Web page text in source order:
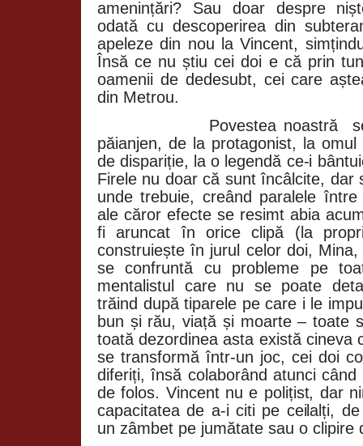
amenințări? Sau doar despre
odată cu descoperirea din
apeleze din nou la Vincent,
Însă ce nu știu cei doi e că prin
oamenii de dedesubt, cei care
din Metrou.
Povestea noastră
păianjen, de la protagonist, la
de dispariție, la o legendă ce-i
Firele nu doar că sunt încâlcite, dar
unde trebuie, creând paralele
ale căror efecte se resimt abia
fi aruncat în orice clipă (la
construiește în jurul celor doi,
se confruntă cu probleme pe
mentalistul care nu se poate
trăind după tiparele pe care i le
bun și rău, viață și moarte – toate
toată dezordinea asta există cineva
se transformă într-un joc, cei doi
diferiți, însă colaborând atunci
de folos. Vincent nu e polițist, dar
capacitatea de a-i citi pe ceilalți,
un zâmbet pe jumătate sau o clipire